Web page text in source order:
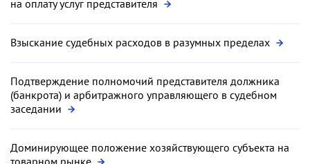
на оплату услуг представителя
Взыскание судебных расходов в разумных пределах
Подтверждение полномочий представителя должника
(банкрота) и арбитражного управляющего в судебном
заседании
Доминирующее положение хозяйствующего субъекта на
товарном рынке